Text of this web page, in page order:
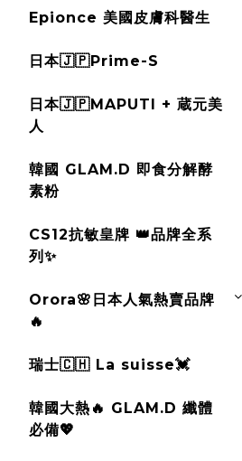
Epionce 美國皮膚科醫生
日本🇯🇵Prime-S
日本🇯🇵MAPUTI + 蔵元美
人
韓國 GLAM.D 即食分解酵
素粉
CS12抗敏皇牌 👑品牌全系
列✨
Orora🌸日本人氣熱賣品牌
🔥
瑞士🇨🇭 La suisse💓
韓國大熱🔥 GLAM.D 纖體
必備💖